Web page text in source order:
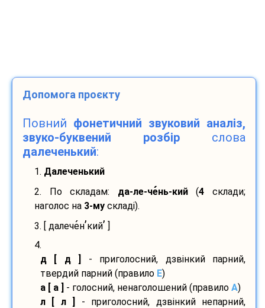
Допомога проєкту
Повний фонетичний звуковий аналіз,
звуко-буквений розбір слова
далеченький:
1. Далеченький
2. По складам: да-ле-чень-кий(4 склади;
наголос на 3-му складі).
3. [ далечен’кий’
4.
д [ д ]
- приголосний, дзвінкий парний,
твердий парний (правило E)
а [ а ]
- голосний, ненаголошений (правило A)
л [ л ]
- приголосний, дзвінкий непарний,